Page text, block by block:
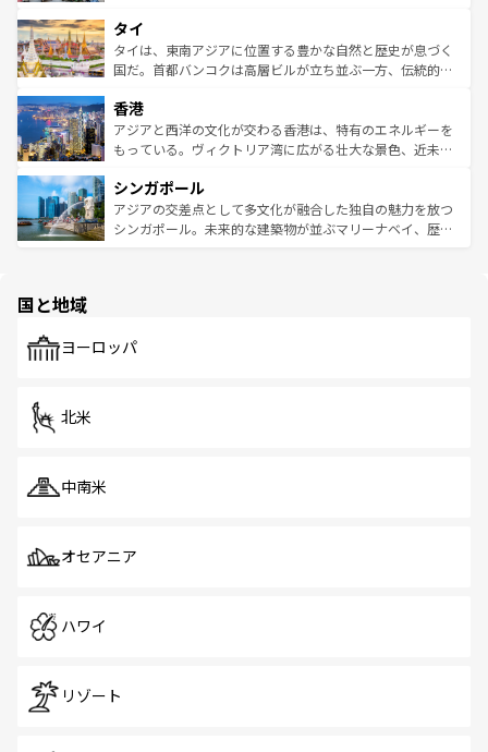
リティに包まれながら、韓国の多彩な魅力を心ゆくまで味
わってみてほしい。 なお、新着の韓国情報はコンテンツ一
覧を参照してほしい。
急速な発展と共に伝統が息づく。ハノイの古い町並みやホ
ーチミン市のフランス統治時代の建物も、独特の雰囲気を
醸し出している。また、バラエティの豊かさとおいしさで
とつ。フォーやバインミー、ベトナムコーヒーなどは、ぜ
ひ現地で味わいたい。どの地域を訪れてもあたたかい人々
が旅行者を迎えてくれるので、きっと忘れられない旅にな
参照してほしい。
タイ
タイは、東南アジアに位置する豊かな自然と歴史が息づく
国だ。首都バンコクは高層ビルが立ち並ぶ一方、伝統的な
の活気が交差している。北部ではチェンマイなどの山岳地
帯で自然と触れ合い、南部ではプーケットやクラビの美し
いビーチでリゾート気分を楽しむことができる。タイ料理
激する。気候は一年中温暖で、どの季節にも異なる楽しみ
が待っている。親しみやすいタイの人々、仏教を中心とし
た文化、そして多様な観光資源が、訪れる旅人を魅了し続
香港
アジアと西洋の文化が交わる香港は、特有のエネルギーを
もっている。ヴィクトリア湾に広がる壮大な景色、近未来
み、どこを訪れても感動するはず。観光スポットが密集し
ており、効率よく見どころを回れるのも魅力。息をのむよ
うな絶景から文化的な体験まで、香港を存分に楽しみ尽く
シンガポール
アジアの交差点として多文化が融合した独自の魅力を放つ
シンガポール。未来的な建築物が並ぶマリーナベイ、歴史
で、ホーカーズは地元の風情を楽しめる外せないスポット
国と地域
ヨーロッパ
北米
中南米
オセアニア
ハワイ
リゾート